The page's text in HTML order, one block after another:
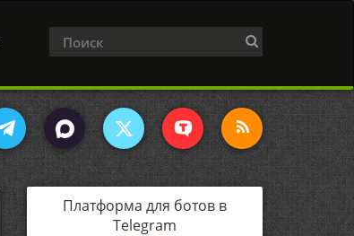
Платформа для ботов в
Telegram